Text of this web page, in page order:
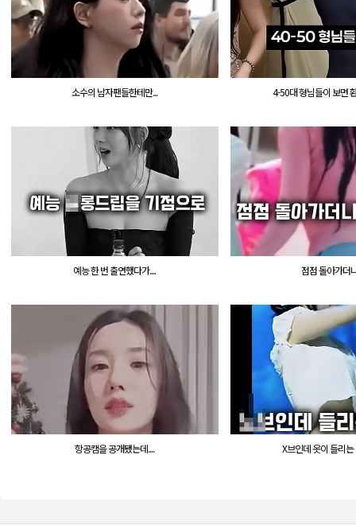
소수의 남자팬들한테만... 4-50대 형님들이 보면
예능 한 번 출연했다가.... 점점 돌아가더
항공캠을 공개됐는데.... X브인데 옷이 들리는